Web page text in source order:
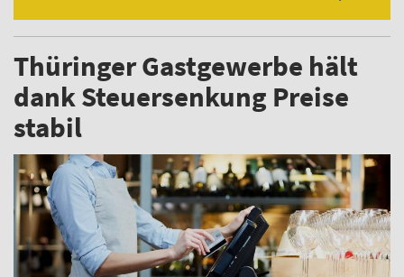
Thüringer Gastgewerbe hält
dank Steuersenkung Preise
stabil